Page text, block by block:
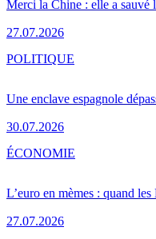
Merci la Chine : elle a sauvé
27.07.2026
Une enclave espagnole
30.07.2026
POLITIQUE
L’euro en mèmes : quand
27.07.2026
ÉCONOMIE